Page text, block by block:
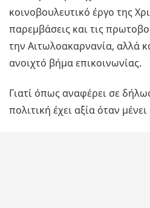
κοινοβουλευτικό έργο της
παρεμβάσεις και τις
την Αιτωλοακαρνανία, αλλά
ανοιχτό βήμα επικοινωνίας.
Γιατί όπως αναφέρει σε
πολιτική έχει αξία όταν